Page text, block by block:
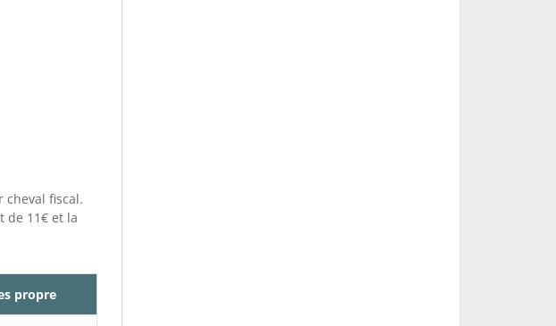
cheval fiscal.
de 11€ et la
propre